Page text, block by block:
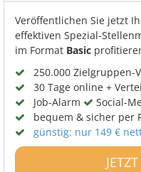
Veröffentlichen Sie jetzt
effektiven Spezial-
im Format Basic
250.000 Zielgruppen-
30 Tage online +
Job-Alarm
Social-
bequem & sicher per
günstig: nur 149 €